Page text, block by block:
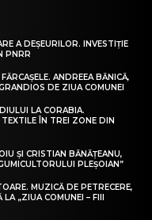
A DEȘEURILOR. INVESTIȚIE
PNRR
ANDREEA BĂNICĂ,
DE ZIUA COMUNEI
LA CORABIA.
ÎN TREI ZONE DIN
ȘI CRISTIAN BĂNĂȚEANU,
PLEȘOIAN”
MUZICĂ DE PETRECERE,
„ZIUA COMUNEI – FIII